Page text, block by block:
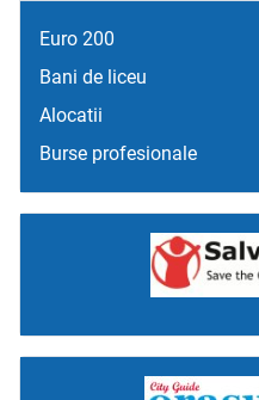
Euro 200
Bani de liceu
Alocatii
Burse profesionale